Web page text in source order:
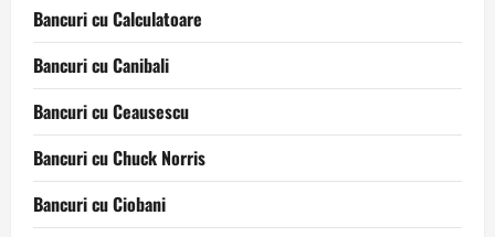
Bancuri cu Calculatoare
Bancuri cu Canibali
Bancuri cu Ceausescu
Bancuri cu Chuck Norris
Bancuri cu Ciobani